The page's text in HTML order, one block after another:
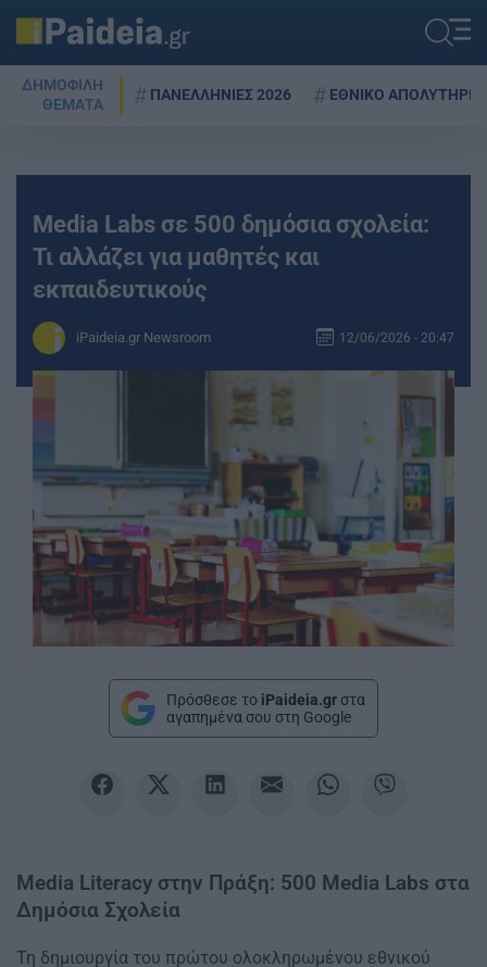
ΔΗΜΟΦΙΛΗ
ΘΕΜΑΤΑ
ΠΑΝΕΛΛΗΝΙΕΣ 2026 ΕΘΝΙΚΟ ΑΠΟΛΥΤΗΡΙΟ
Media Labs σε 500 δημόσια σχολεία:
Τι αλλάζει για μαθητές και
εκπαιδευτικούς
iPaideia.gr Newsroom 12/06/2026 - 20:47
Πρόσθεσε το iPaideia.gr στα
αγαπημένα σου στη Google
Media Literacy στην Πράξη: 500 Media Labs στα
Δημόσια Σχολεία
Τη δημιουργία του πρώτου ολοκληρωμένου εθνικού